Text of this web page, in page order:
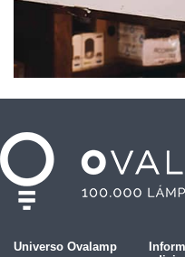
Universo Ovalamp